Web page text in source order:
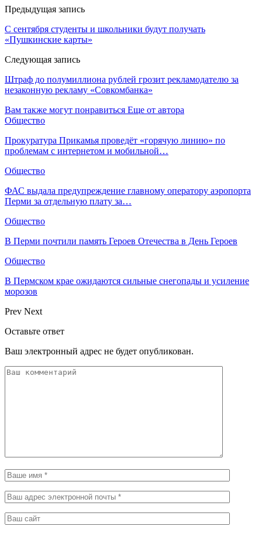
Предыдущая запись
С сентября студенты и школьники будут получать
«Пушкинские карты»
Следующая запись
Штраф до полумиллиона рублей грозит рекламодателю за
незаконную рекламу «Совкомбанка»
Вам также могут понравиться Еще от автора
Общество
Прокуратура Прикамья проведёт «горячую линию» по
проблемам с интернетом и мобильной…
Общество
ФАС выдала предупреждение главному оператору аэропорта
Перми за отдельную плату за…
Общество
В Перми почтили память Героев Отечества в День Героев
Общество
В Пермском крае ожидаются сильные снегопады и усиление
морозов
Prev Next
Оставьте ответ
Ваш электронный адрес не будет опубликован.